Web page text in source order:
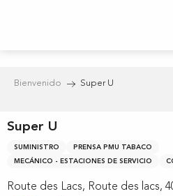
Bienvenido Super U
Super U
SUMINISTRO
PRENSA PMU TABACO
MECÁNICO - ESTACIONES DE SERVICIO
Route des Lacs, Route des lacs,